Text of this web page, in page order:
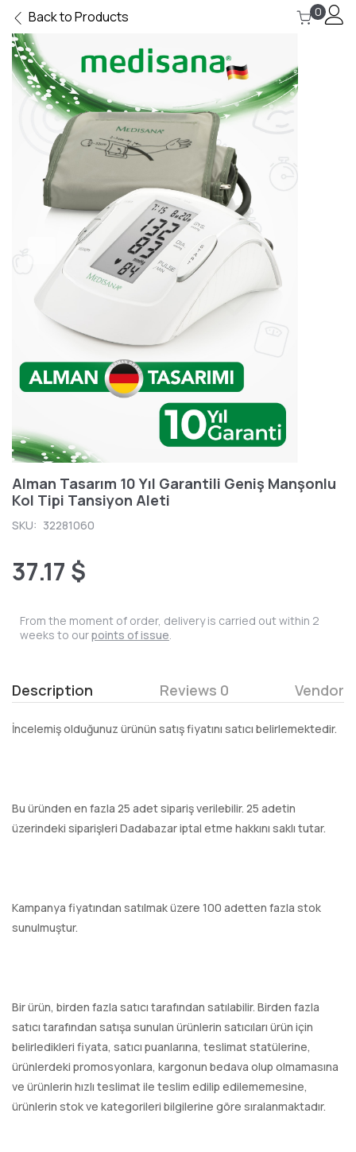
Back to Products 0
Alman Tasarım 10 Yıl Garantili Geniş Manşonlu
Kol Tipi Tansiyon Aleti
SKU: 32281060
37.17 $
From the moment of order, delivery is carried out within 2
weeks to ourpoints of issue.
Description Reviews 0 Vendor
İncelemiş olduğunuz ürünün satış fiyatını satıcı belirlemektedir.
Bu üründen en fazla 25 adet sipariş verilebilir. 25 adetin
üzerindeki siparişleri Dadabazar iptal etme hakkını saklı tutar.
Kampanya fiyatından satılmak üzere 100 adetten fazla stok
sunulmuştur.
Bir ürün, birden fazla satıcı tarafından satılabilir. Birden fazla
satıcı tarafından satışa sunulan ürünlerin satıcıları ürün için
belirledikleri fiyata, satıcı puanlarına, teslimat statülerine,
ürünlerdeki promosyonlara, kargonun bedava olup olmamasına
ve ürünlerin hızlı teslimat ile teslim edilip edilememesine,
ürünlerin stok ve kategorileri bilgilerine göre sıralanmaktadır.